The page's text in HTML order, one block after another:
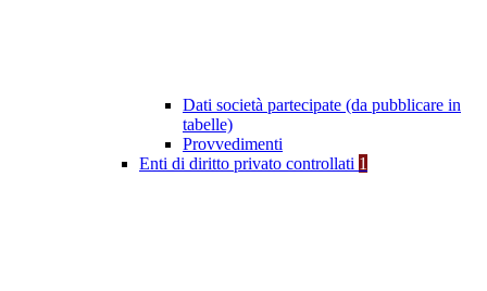
Dati società partecipate (da pubblicare in
tabelle)
Provvedimenti
Enti di diritto privato controllati 1